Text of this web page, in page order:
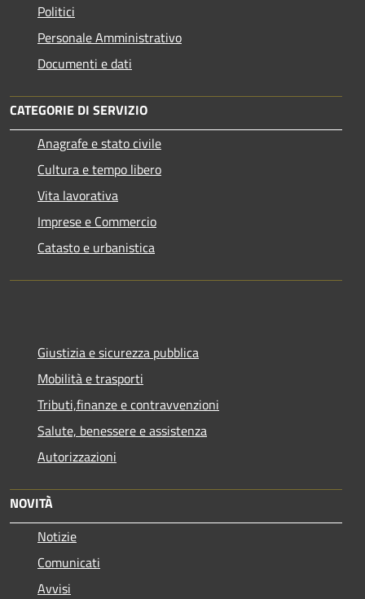
Politici
Personale Amministrativo
Documenti e dati
CATEGORIE DI SERVIZIO
Anagrafe e stato civile
Cultura e tempo libero
Vita lavorativa
Imprese e Commercio
Catasto e urbanistica
Giustizia e sicurezza pubblica
Mobilità e trasporti
Tributi,finanze e contravvenzioni
Salute, benessere e assistenza
Autorizzazioni
NOVITÀ
Notizie
Comunicati
Avvisi